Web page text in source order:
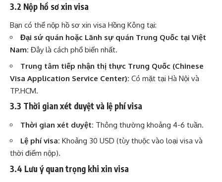
3.2 Nộp hồ sơ xin visa
Bạn có thể nộp hồ sơ xin visa Hồng Kông tại:
Đại sứ quán hoặc Lãnh sự quán Trung Quốc tại Việt
Nam: Đây là cách phổ biến nhất.
Trung tâm tiếp nhận thị thực Trung Quốc (Chinese
Visa Application Service Center): Có mặt tại Hà Nội và
TP.HCM.
3.3 Thời gian xét duyệt và lệ phí visa
Thời gian xét duyệt: Thông thường khoảng 4-6 tuần.
Lệ phí visa: Khoảng 30 USD (tùy thuộc vào loại visa và
thời điểm nộp).
3.4 Lưu ý quan trọng khi xin visa